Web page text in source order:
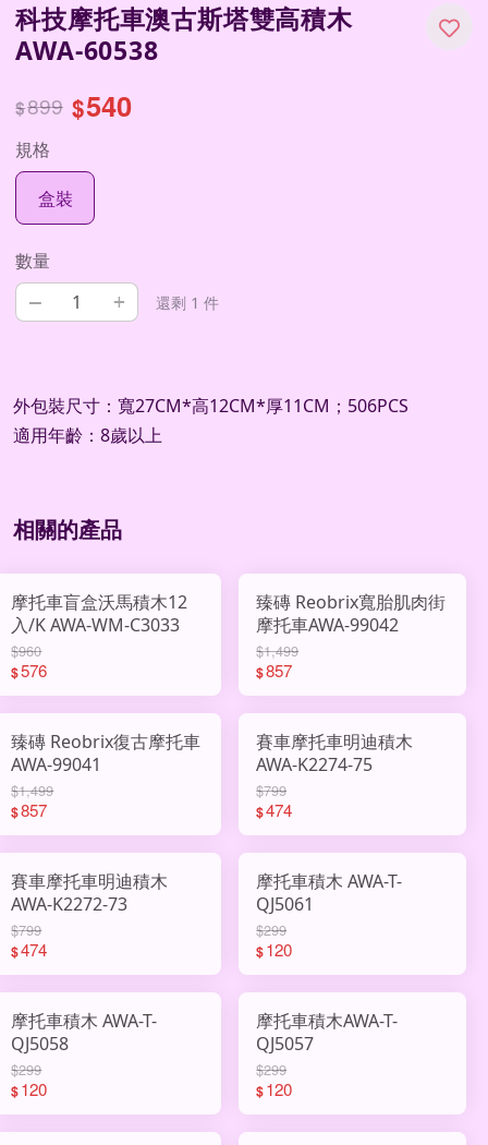
科技摩托車澳古斯塔雙高積木
AWA-60538
$899 $540
規格
盒裝
數量
– + 還剩 1 件
外包裝尺寸：寬27CM*高12CM*厚11CM；506PCS
適用年齡：8歲以上
相關的產品
摩托車盲盒沃馬積木12
入/K AWA-WM-C3033
$960
$576
臻磚 Reobrix寬胎肌肉街
摩托車AWA-99042
$1,499
$857
臻磚 Reobrix復古摩托車
AWA-99041
$1,499
$857
賽車摩托車明迪積木
AWA-K2274-75
$799
$474
賽車摩托車明迪積木
AWA-K2272-73
$799
$474
摩托車積木 AWA-T-
QJ5061
$299
$120
摩托車積木 AWA-T-
QJ5058
$299
$120
摩托車積木AWA-T-
QJ5057
$299
$120